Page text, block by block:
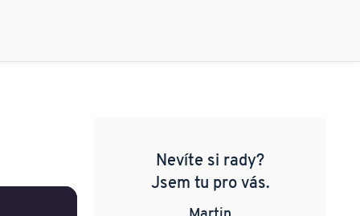
Nevíte si rady?
Jsem tu pro vás.